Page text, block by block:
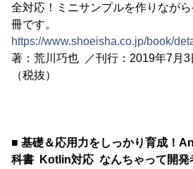
全対応！ミニサンプルを作りなが
冊です。
https://www.shoeisha.co.jp/book/
著：荒川巧也 ／刊行：2019年7月3
（税抜）
■ 基礎＆応用力をしっかり育成！
科書 Kotlin対応 なんちゃって開発